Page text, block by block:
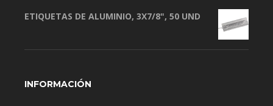
ETIQUETAS DE ALUMINIO, 3X7/8", 50 UND
INFORMACIÓN